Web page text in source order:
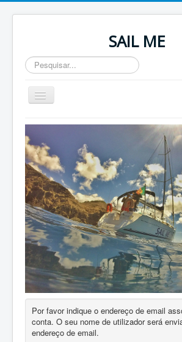
SAIL ME
Pesquisar...
Toggle
Navigation
Home
Por favor indique o endereço de email
conta. O seu nome de utilizador será
endereço de email.